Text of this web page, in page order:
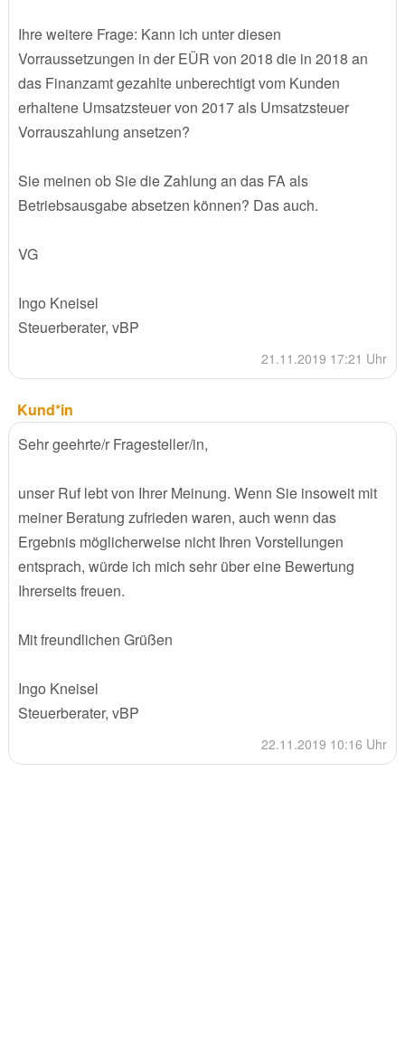
Ihre weitere Frage: Kann ich unter diesen
Vorraussetzungen in der EÜR von 2018 die in 2018 an
das Finanzamt gezahlte unberechtigt vom Kunden
erhaltene Umsatzsteuer von 2017 als Umsatzsteuer
Vorrauszahlung ansetzen?
Sie meinen ob Sie die Zahlung an das FA als
Betriebsausgabe absetzen können? Das auch.
VG
Ingo Kneisel
Steuerberater, vBP
21.11.2019 17:21 Uhr
Kund*in
Sehr geehrte/r Fragesteller/in,
unser Ruf lebt von Ihrer Meinung. Wenn Sie insoweit mit
meiner Beratung zufrieden waren, auch wenn das
Ergebnis möglicherweise nicht Ihren Vorstellungen
entsprach, würde ich mich sehr über eine Bewertung
Ihrerseits freuen.
Mit freundlichen Grüßen
Ingo Kneisel
Steuerberater, vBP
22.11.2019 10:16 Uhr